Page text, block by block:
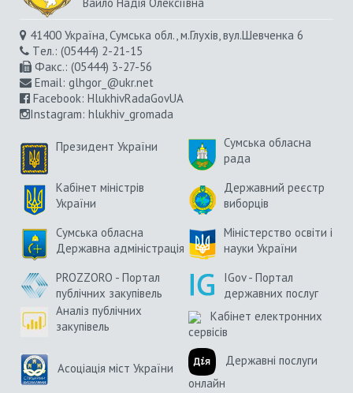
41400 Україна, Сумська обл., м.Глухів, вул.Шевченка 6
Tел.: (05444) 2-21-15
Факс.: (05444) 3-27-56
Email: glhgor_@ukr.net
Facebook: HlukhivRadaGovUA
Instagram: hlukhiv_gromada
Президент України
Сумська обласна
рада
Кабінет міністрів
України
Державний реєстр
виборців
Сумська обласна
Державна адміністрація
Міністерство освіти і
науки України
PROZZORO - Портал
публічних закупівель
IGov - Портал
державних послуг
Аналіз публічних
закупівель
Кабінет електронних
сервісів
Асоціація міст України
Державні послуги
онлайн